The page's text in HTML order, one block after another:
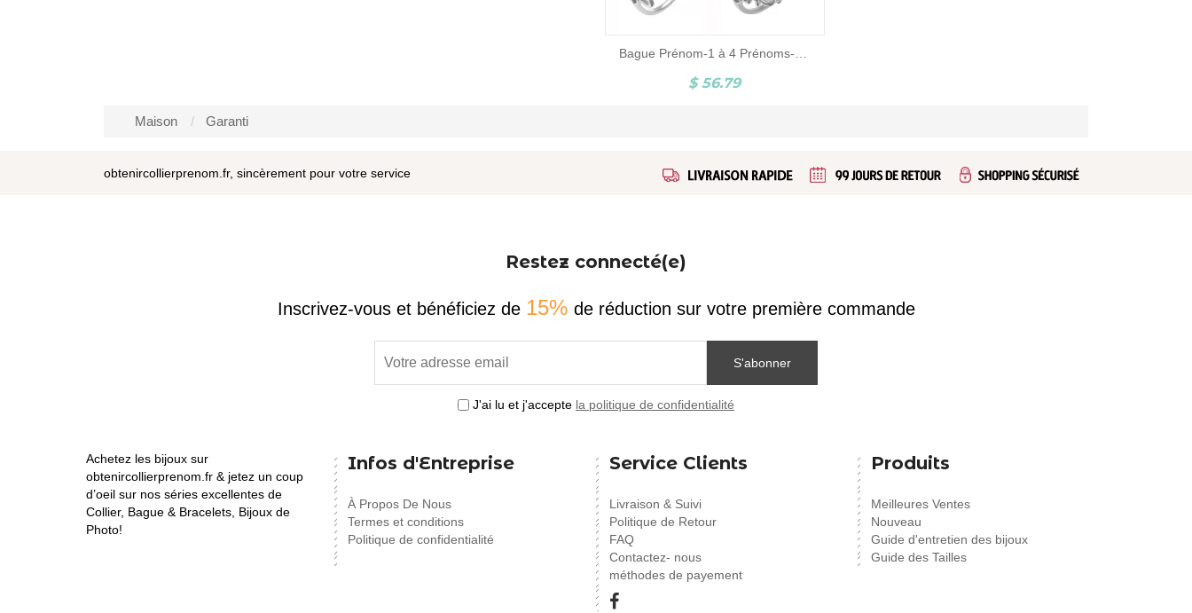
Bague Prénom-1 à 4 Prénoms-Argent
$ 56.79
Maison Garanti
obtenircollierprenom.fr, sincèrement pour votre service
Restez connecté(e)
Inscrivez-vous et bénéficiez de 15% de réduction sur votre première commande
S'abonner
J'ai lu et j'accepte la politique de confidentialité
Achetez les bijoux sur
obtenircollierprenom.fr & jetez un coup
d’oeil sur nos séries excellentes de
Collier, Bague & Bracelets, Bijoux de
Photo!
Infos d'Entreprise
À Propos De Nous
Termes et conditions
Politique de confidentialité
Service Clients
Livraison & Suivi
Politique de Retour
FAQ
Contactez- nous
méthodes de payement
Produits
Meilleures Ventes
Nouveau
Guide d'entretien des bijoux
Guide des Tailles